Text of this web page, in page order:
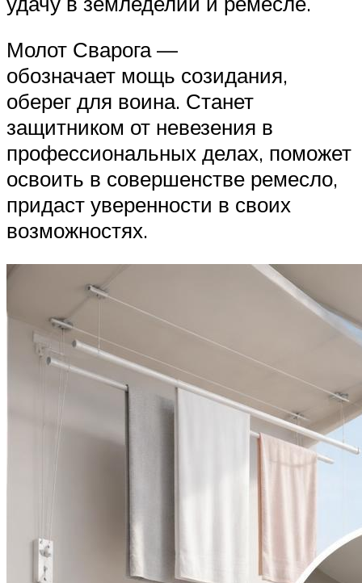
Молот Сварога —
обозначает мощь созидания,
оберег для воина. Станет
защитником от невезения в
профессиональных делах, поможет
освоить в совершенстве ремесло,
придаст уверенности в своих
возможностях.